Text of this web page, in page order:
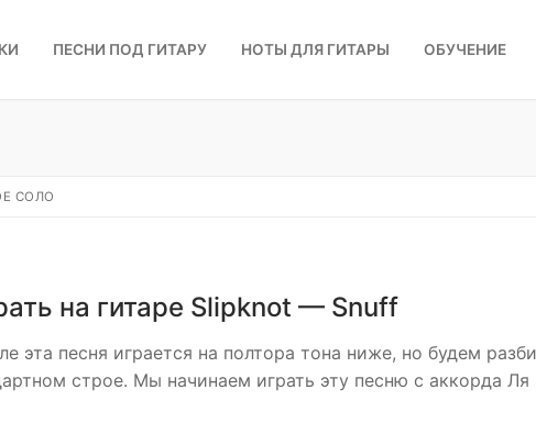
ПЕСНИ ПОД ГИТАРУ НОТЫ ДЛЯ ГИТАРЫ ОБУЧЕНИЕ
СОЛО
на гитаре Slipknot — Snuff
эта песня играется на полтора тона ниже, но будем
строе. Мы начинаем играть эту песню с аккорда Ля